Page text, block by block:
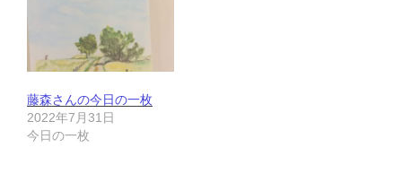
藤森さんの今日の一枚
2022年7月31日
今日の一枚